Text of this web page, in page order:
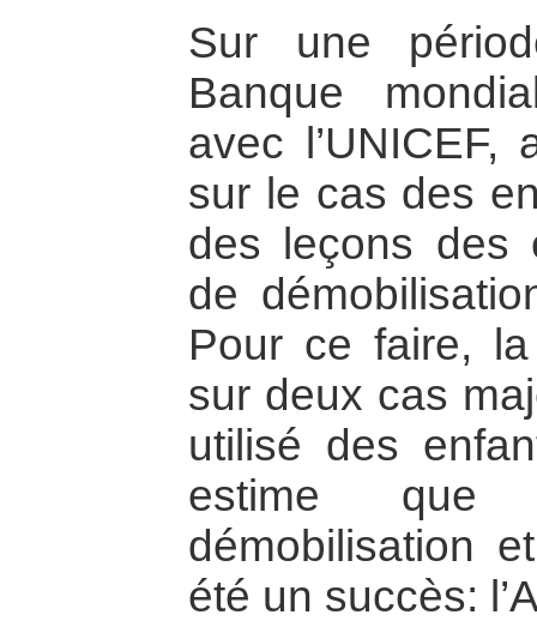
Sur une
Banque
avec
sur le cas des
des leçons des
de
Pour ce faire,
sur deux cas
utilisé des
estime
démobilisation
été un succès: